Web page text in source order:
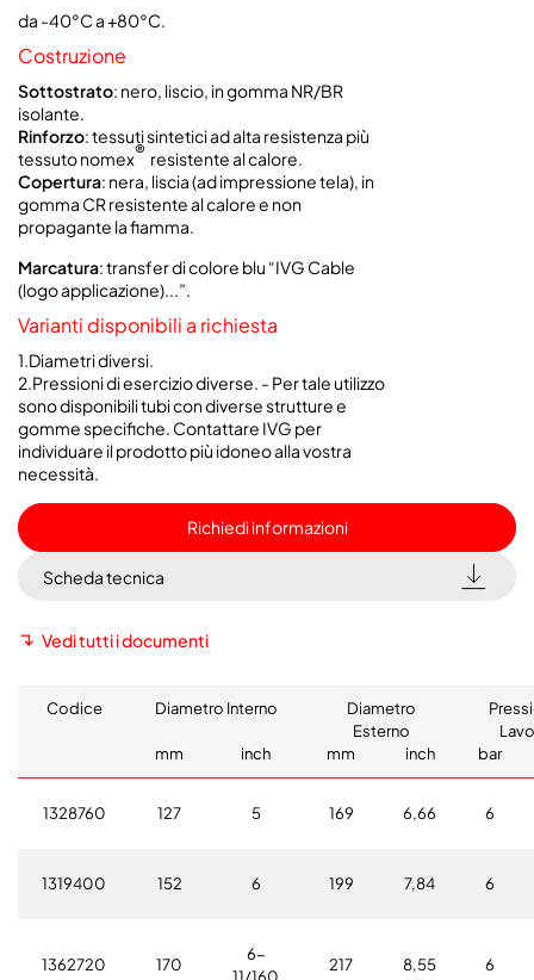
da -40°C a +80°C.
Costruzione
Sottostrato: nero, liscio, in gomma NR/BR
isolante.
Rinforzo:tessuti sintetici ad alta resistenza più
tessuto nomex® resistente al calore.
Copertura: nera, liscia (ad impressione tela), in
gomma CR resistente al calore e non
propagante la fiamma.
Marcatura: transfer di colore blu “IVG Cable
(logo applicazione)...”.
Varianti disponibili a richiesta
1.Diametri diversi.
2.Pressioni di esercizio diverse. - Per tale utilizzo
sono disponibili tubi con diverse strutture e
gomme specifiche. Contattare IVG per
individuare il prodotto più idoneo alla vostra
necessità.
Richiedi informazioni
Scheda tecnica
Vedi tutti i documenti
Codice Diametro Interno
Diametro
Esterno
mm
inch mm inch bar
1328760 127 5 169 6,66 6
1319400 152 6 199 7,84 6
1362720 170
6-
217 8,55 6